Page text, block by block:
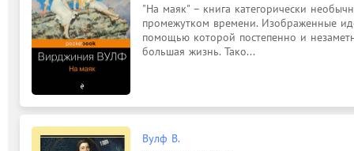
"На маяк" – книга категорически
промежутком времени. Изображенные
помощью которой постепенно и
большая жизнь. Тако...
Вулф В.